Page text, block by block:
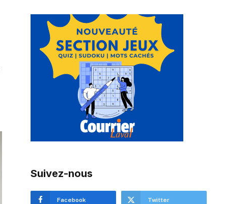
Suivez-nous
Facebook Twitter